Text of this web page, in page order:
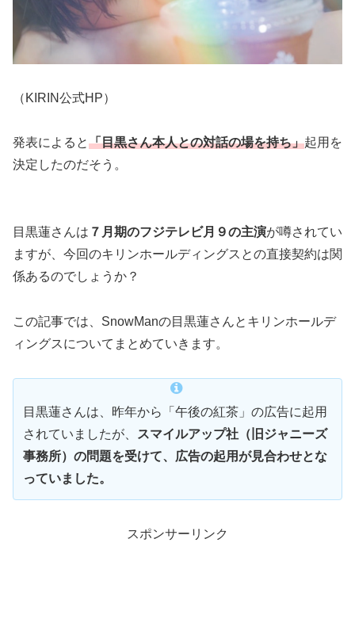
（KIRIN公式HP）
発表によると「目黒さん本人との対話の場を持ち」起用を
決定したのだそう。
目黒蓮さんは ７月期のフジテレビ月９の主演が噂されてい
ますが、今回のキリンホールディングスとの直接契約は関
係あるのでしょうか？
この記事では、SnowManの目黒蓮さんとキリンホールデ
ィングスについてまとめていきます。
目黒蓮さんは、昨年から「午後の紅茶」の広告に起用
されていましたが、
スマイルアップ社（旧ジャニーズ
事務所）の問題を受けて、広告の起用が見合わせとな
っていました。
スポンサーリンク